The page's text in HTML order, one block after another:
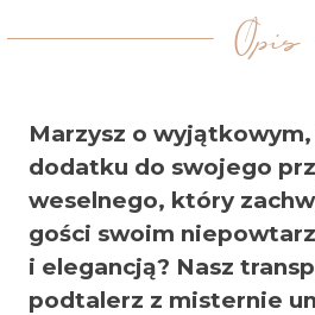
Opis
Marzysz o
dodatku do swojego
weselnego, który
gości swoim
i elegancją? Nasz
podtalerz z misternie